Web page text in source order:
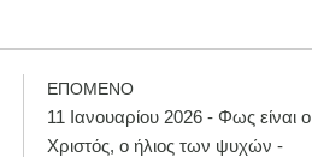
ΕΠΟΜΕΝΟ
11 Ιανουαρίου 2026 - Φως είναι ο
Χριστός, ο ήλιος των ψυχών -